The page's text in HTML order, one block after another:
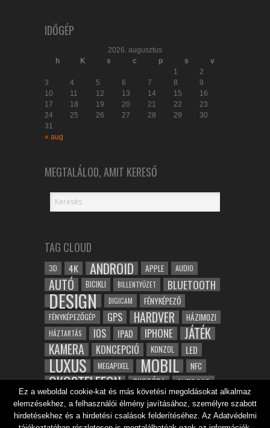
IDŐGÉP
2026. augusztus
h
K s c p s
v
1
2
3
4 5 6 7 8
9
10
11 12 13 14 15
16
17
18 19 20 21 22
23
24
25 26 27 28 29
30
31
« aug
MEGTALÁLOD, AMIT KERESŐ
TAG CLOUD
3D 4K ANDROID APPLE AUDIO
AUTÓ BICIKLI BILLENTYŰZET BLUETOOTH
DESIGN DIGICAM FÉNYKÉPEZŐ
FÉNYKÉPEZŐGÉP GPS HARDVER HÁZIMOZI
HÁZTARTÁS IOS IPAD IPHONE JÁTÉK
KAMERA KONCEPCIÓ KONZOL LED
LUXUS MEGAPIXEL MOBIL NFC
OKOSTELEFON OKOSÓRA OUTDOOR
ROBOT SAMSUNG SPORT TABLET
TESZT VIDEÓ VÍZÁLLÓ WIFI ZENE ZÖLD
Ez a weboldal cookie-kat és más követési megoldásokat alkalmaz
elemzésekhez, a felhasználói élmény javításához, személyre szabott
hirdetésekhez és a hirdetési csalások felderítéséhez. Az Adatvédelmi